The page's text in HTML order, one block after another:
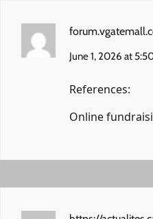
June 1, 2026 at
References:
Online